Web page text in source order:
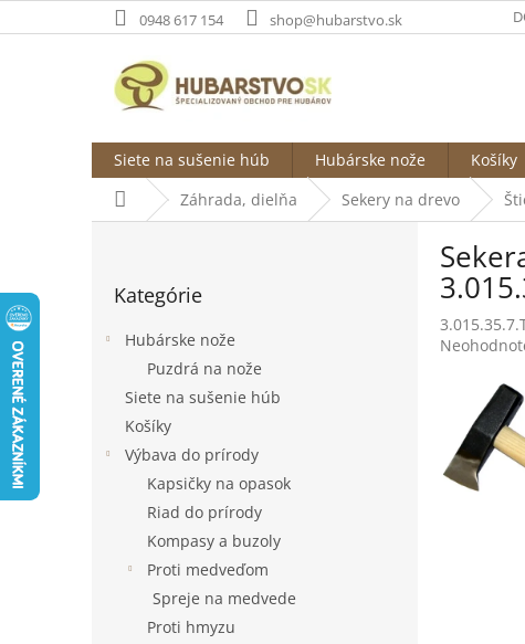
na
0948 617 154 shop@hubarstvo.sk
Siete na sušenie húb Hubárske nože Košíky
DomovZáhrada, dielňa Sekery na drevo
kategórie
Kategórie
Hubárske nože
Puzdrá na nože
Siete na sušenie húb
Košíky
Výbava do prírody
Kapsičky na opasok
Riad do prírody
Kompasy a buzoly
Proti medveďom
Spreje na medvede
Proti hmyzu
Priemerné
produktu
5
hviezdičiek.